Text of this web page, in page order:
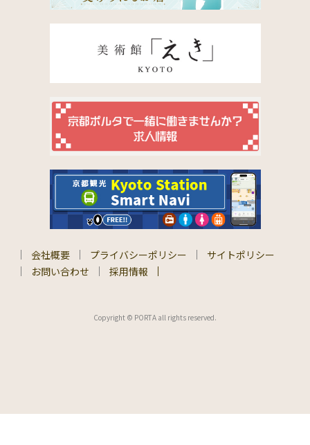
会社概要 プライバシーポリシー
サイトポリシー
お問い合わせ
採用情報
Copyright © PORTA all rights reserved.